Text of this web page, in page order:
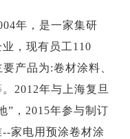
年，是一家集研
，现有员工110
产品为:卷材涂料、
2012年与上海复旦
”，2015年参与制订
--家电用预涂卷材涂